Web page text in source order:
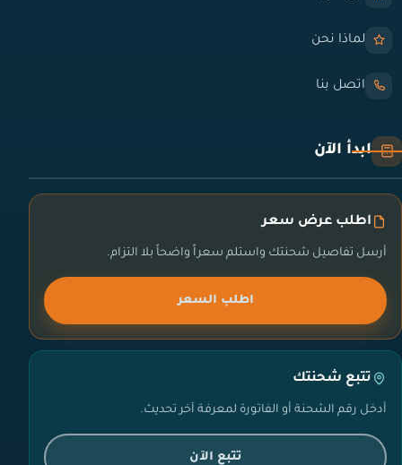
لماذا نحن
اتصل بنا
ابدأ الآن
اطلب عرض سعر
أرسل تفاصيل شحنتك واستلم سعراً واضحاً بلا التزام.
اطلب السعر
تتبع شحنتك
أدخل رقم الشحنة أو الفاتورة لمعرفة آخر تحديث.
تتبع الآن